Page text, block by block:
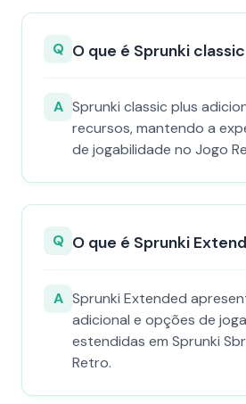
Q O que é Sprunki
A Sprunki classic plus
recursos, mantendo a
de jogabilidade no Jogo
Q O que é Sprunki
A Sprunki Extended
adicional e opções de
estendidas em Sprunki
Retro.